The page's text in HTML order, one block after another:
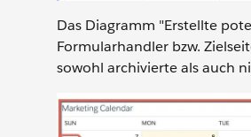
Das Diagramm "Erstellte
Formularhandler bzw.
sowohl archivierte als auch